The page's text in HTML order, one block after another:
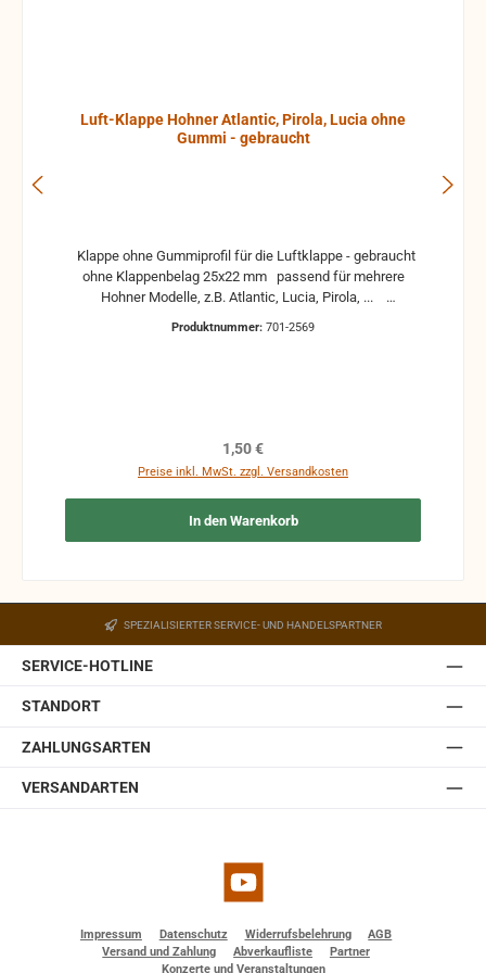
Luft-Klappe Hohner Atlantic, Pirola, Lucia ohne
Gummi - gebraucht
ohne Klappenbelag 25x22 mm passend für mehrere
Hohner Modelle, z.B. Atlantic, Lucia, Pirola, ...
gebrauchte Teile können optische Beschädigungen
Funktion nicht mehr gewährleistet werden und die
Produktnummer: 701-2569
Regulärer Preis:
1,50 €
Preise inkl. MwSt. zzgl. Versandkosten
In den Warenkorb
SPEZIALISIERTER SERVICE- UND HANDELSPARTNER
SERVICE-HOTLINE
STANDORT
ZAHLUNGSARTEN
VERSANDARTEN
YouTube
Impressum Datenschutz Widerrufsbelehrung
AGB
Versand und Zahlung
Abverkaufliste
Partner
Konzerte und Veranstaltungen